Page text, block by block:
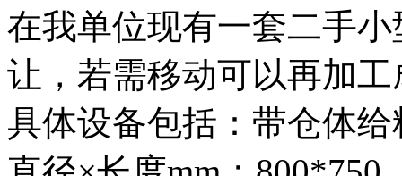
在我单位现有一套二手
让，若需移动可以再加
具体设备包括：带仓体